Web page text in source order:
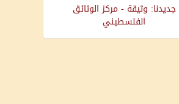
جديدنا: وثيقة - مركز الوثائق
الفلسطيني